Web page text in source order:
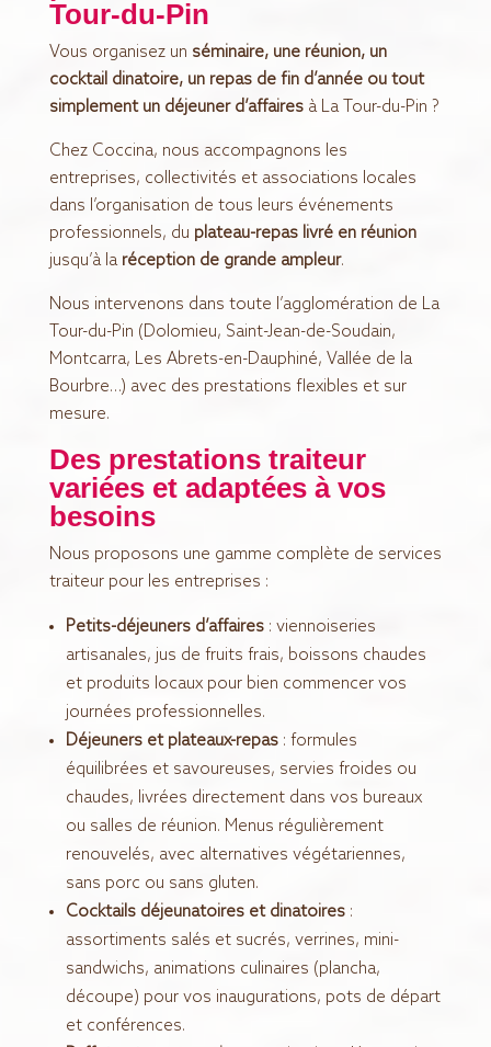
Tour-du-Pin
Vous organisez un séminaire, une réunion, un
cocktail dinatoire, un repas de fin d’année ou tout
simplement un déjeuner d’affairesà La Tour-du-Pin ?
Chez Coccina, nous accompagnons les
entreprises, collectivités et associations locales
dans l’organisation de tous leurs événements
professionnels, du plateau-repas livré en réunion
jusqu’à la réception de grande ampleur.
Nous intervenons dans toute l’agglomération de La
Tour-du-Pin (Dolomieu, Saint-Jean-de-Soudain,
Montcarra, Les Abrets-en-Dauphiné, Vallée de la
Bourbre…) avec des prestations flexibles et sur
mesure.
Des prestations traiteur
variées et adaptées à vos
besoins
Nous proposons une gamme complète de services
traiteur pour les entreprises :
Petits-déjeuners d’affaires: viennoiseries
artisanales, jus de fruits frais, boissons chaudes
et produits locaux pour bien commencer vos
journées professionnelles.
Déjeuners et plateaux-repas: formules
équilibrées et savoureuses, servies froides ou
chaudes, livrées directement dans vos bureaux
ou salles de réunion. Menus régulièrement
renouvelés, avec alternatives végétariennes,
sans porc ou sans gluten.
Cocktails déjeunatoires et dinatoires:
assortiments salés et sucrés, verrines, mini-
sandwichs, animations culinaires (plancha,
découpe) pour vos inaugurations, pots de départ
et conférences.